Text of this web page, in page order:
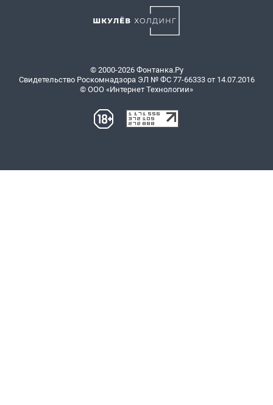
© 2000-2026 Фонтанка.Ру
Свидетельство Роскомнадзора ЭЛ № ФС 77-66333 от 14.07.2016
© ООО «Интернет Технологии»